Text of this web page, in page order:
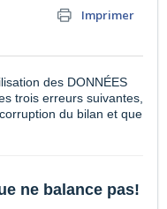
Imprimer
des DONNÉES
trois erreurs suivantes,
du bilan et que
ne balance pas!